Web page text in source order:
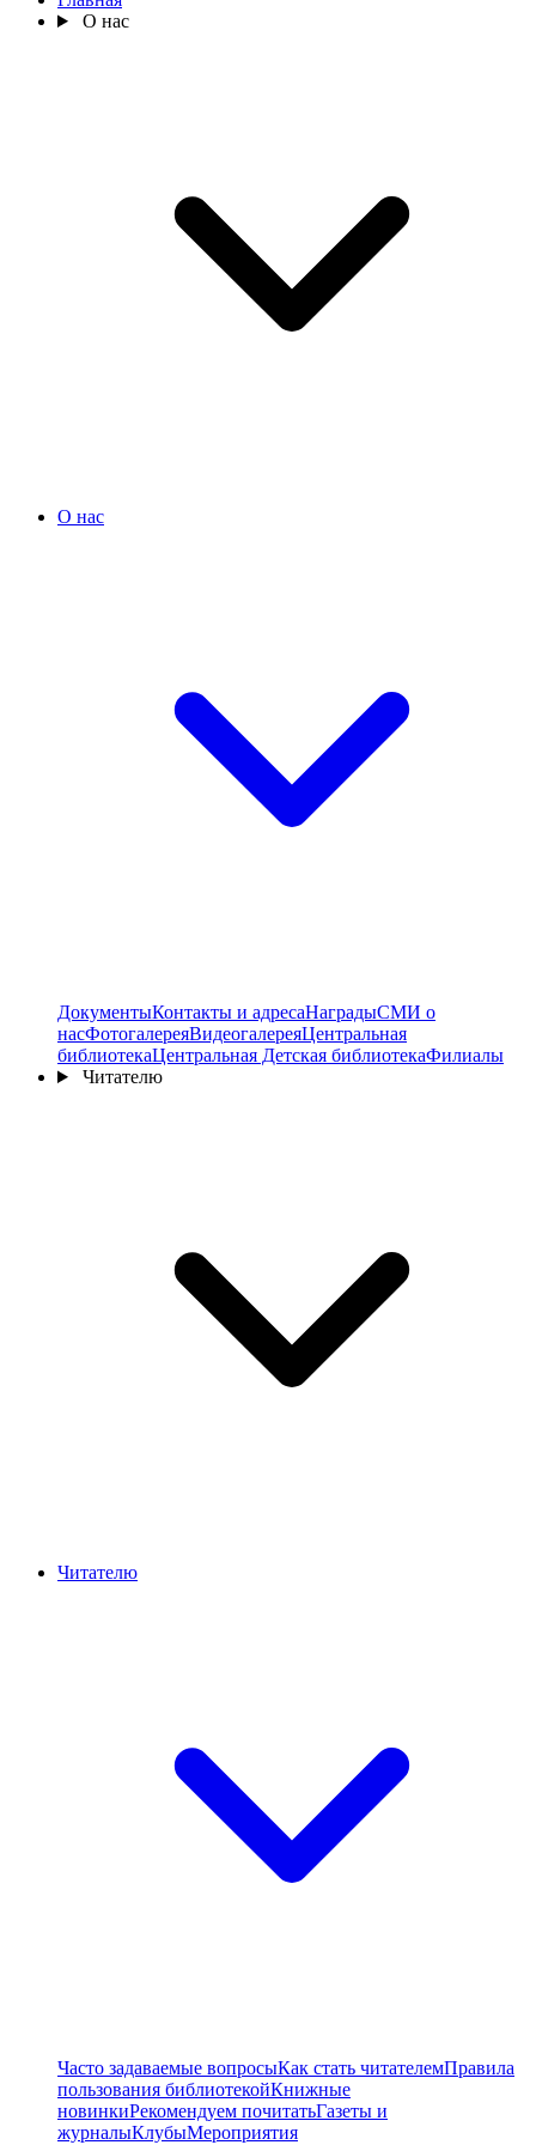
О нас
О нас
ДокументыКонтакты и адресаНаградыСМИ о
насФотогалереяВидеогалереяЦентральная
библиотекаЦентральная Детская библиотекаФилиалы
Читателю
Читателю
Часто задаваемые вопросыКак стать читателемПравила
пользования библиотекойКнижные
новинкиРекомендуем почитатьГазеты и
журналыКлубыМероприятия